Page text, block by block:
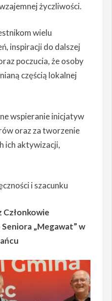
życzliwości.
wielu
inspiracji do dalszej
poczucia, że osoby
częścią lokalnej
wspieranie inicjatyw
oraz za tworzenie
ich aktywizacji,
i szacunku
Członkowie
„Megawat” w